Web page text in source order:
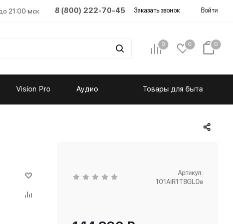
Войти
8 (800) 222-70-45 Заказать звонок
21:00 мск
0 0 0
Vision Pro Аудио Товары для быта
Артикул:
101AIR1TBGLDe